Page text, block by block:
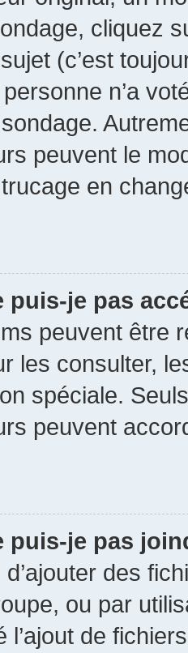
cliquez
(c’est
n’a
peuvent le
en
puis-je pas
peuvent être
les consulter,
spéciale.
peuvent
puis-je pas
des
ou par
l’ajout de